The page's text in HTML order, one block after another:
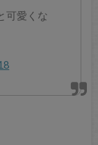
可愛くな